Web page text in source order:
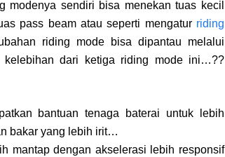
sendiri bisa menekan tuas kecil
pass beam atau seperti mengatur riding
riding mode bisa dipantau melalui
dari ketiga riding mode ini…??
bantuan tenaga baterai untuk lebih
bakar yang lebih irit…
mantap dengan akselerasi lebih responsif